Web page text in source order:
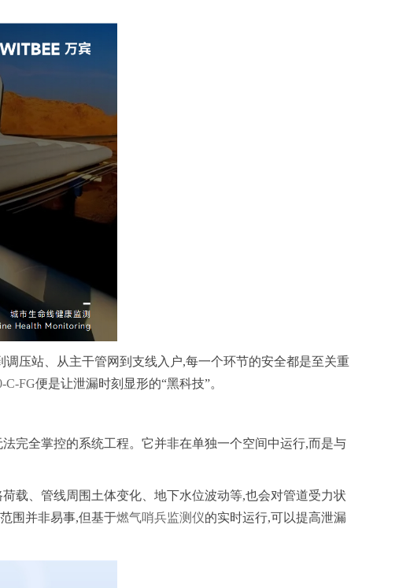
压站、从主干管网到支线入户,每一个环节的安全都是至关重
C-FG便是让泄漏时刻显形的“黑科技”。
完全掌控的系统工程。它并非在单独一个空间中运行,而是与
载、管线周围土体变化、地下水位波动等,也会对管道受力状
围并非易事,但基于燃气哨兵监测仪的实时运行,可以提高泄漏